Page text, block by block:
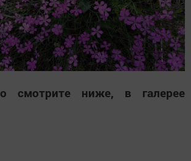
смотрите ниже, в галерее